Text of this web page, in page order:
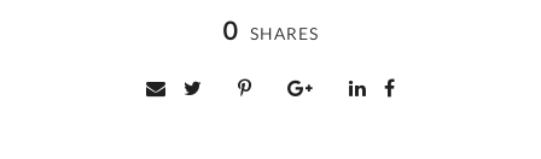
0 SHARES